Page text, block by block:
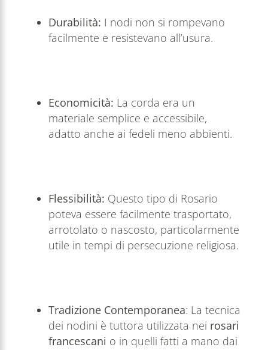
Durabilità: I nodi non si rompevano
facilmente e resistevano all’usura.
Economicità: La corda era un
materiale semplice e accessibile,
adatto anche ai fedeli meno abbienti.
Flessibilità: Questo tipo di Rosario
poteva essere facilmente trasportato,
arrotolato o nascosto, particolarmente
utile in tempi di persecuzione religiosa.
Tradizione Contemporanea: La tecnica
dei nodini è tuttora utilizzata nei rosari
francescani o in quelli fatti a mano dai